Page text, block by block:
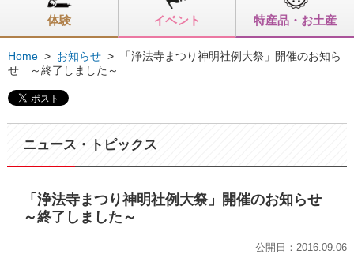
体験 イベント 特産品・お土産
Home > お知らせ >
「浄法寺まつり神明社例大祭」開催のお知ら
せ ～終了しました～
ニュース・トピックス
「浄法寺まつり神明社例大祭」開催のお知らせ
～終了しました～
公開日：2016.09.06